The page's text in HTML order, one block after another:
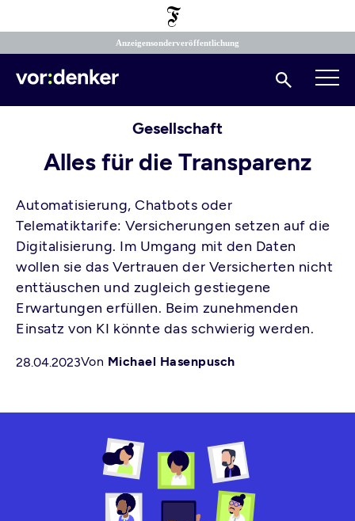
Anzeigensonderveröffentlichung
Gesellschaft
Alles für die Transparenz
Automatisierung, Chatbots oder
Telematiktarife: Versicherungen setzen auf die
Digitalisierung. Im Umgang mit den Daten
wollen sie das Vertrauen der Versicherten nicht
enttäuschen und zugleich gestiegene
Erwartungen erfüllen. Beim zunehmenden
Einsatz von KI könnte das schwierig werden.
28.04.2023Von Michael Hasenpusch